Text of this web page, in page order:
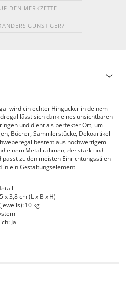
DEN MERKZETTEL
GÜNSTIGER?
wird ein echter Hingucker in deinem
lässt sich dank eines unsichtbaren
und dient als perfekter Ort, um
Bücher, Sammlerstücke, Dekoartikel
besteht aus hochwertigem
einem Metallrahmen, der stark und
passt zu den meisten Einrichtungsstilen
in ein Gestaltungselement!
x 3,8 cm (L x B x H)
10 kg
Ja